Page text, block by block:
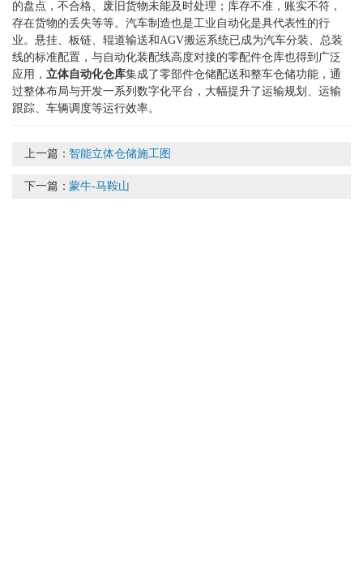
的盘点，不合格、废旧货物未能及时处理；库存不准，账实不符，
存在货物的丢失等等。汽车制造也是工业自动化是具代表性的行
业。悬挂、板链、辊道输送和AGV搬运系统已成为汽车分装、总装
线的标准配置，与自动化装配线高度对接的零配件仓库也得到广泛
应用， 立体自动化仓库集成了零部件仓储配送和整车仓储功能，通
过整体布局与开发一系列数字化平台，大幅提升了运输规划、运输
跟踪、车辆调度等运行效率。
上一篇： 智能立体仓储施工图
下一篇：蒙牛-马鞍山